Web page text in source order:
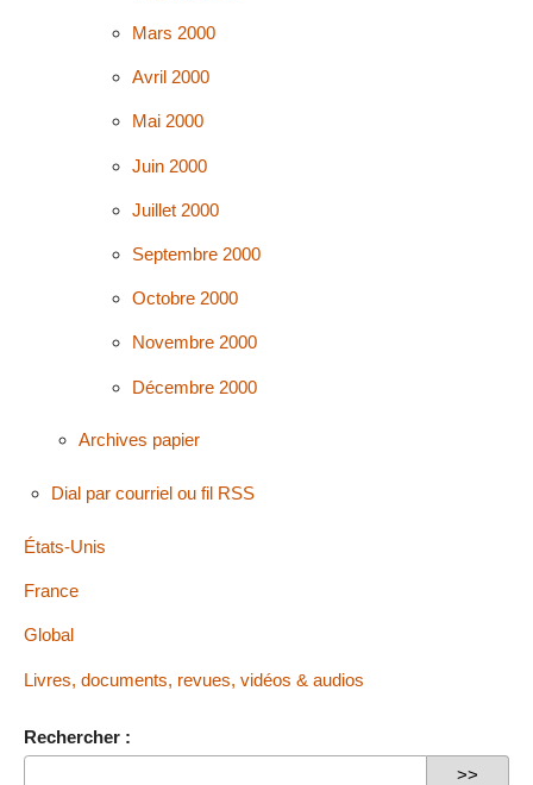
Mars 2000
Avril 2000
Mai 2000
Juin 2000
Juillet 2000
Septembre 2000
Octobre 2000
Novembre 2000
Décembre 2000
Archives papier
Dial par courriel ou fil RSS
États-Unis
France
Global
Livres, documents, revues, vidéos & audios
Rechercher :